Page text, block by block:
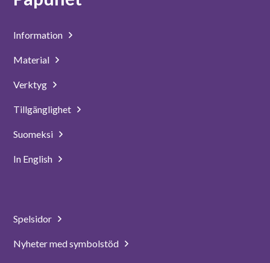
Information
Material
Verktyg
Tillgänglighet
Suomeksi
In English
Spelsidor
Nyheter med symbolstöd